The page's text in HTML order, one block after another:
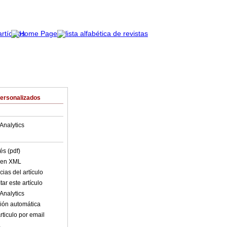
(pdf)
XML
del artículo
este artículo
automática
por email